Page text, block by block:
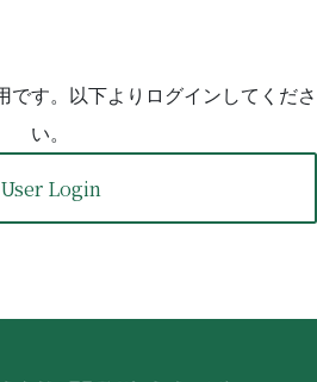
です。以下よりログインしてくださ
い。
User Login